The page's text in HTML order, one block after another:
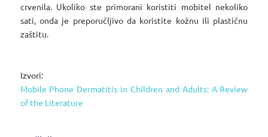
crvenila. Ukoliko ste primorani koristiti mobitel nekoliko
sati, onda je preporučljivo da koristite kožnu ili plastičnu
zaštitu.
Izvori:
Mobile Phone Dermatitis in Children and Adults: A Review
of the Literature